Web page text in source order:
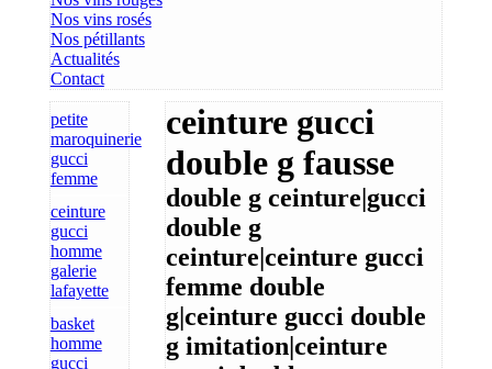
Nos vins rosés
Nos pétillants
Actualités
Contact
petite
maroquinerie
gucci
femme
ceinture
gucci
homme
galerie
lafayette
basket
homme
gucci
ceinture gucci
double g fausse
double g ceinture|gucci
double g
ceinture|ceinture gucci
femme double
g|ceinture gucci double
g imitation|ceinture